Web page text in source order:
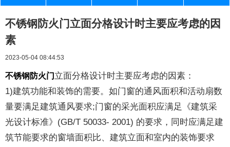
不锈钢防火门立面分格设计时主要应考虑的因
素
2023-05-04 08:44:53
不锈钢防火门 立面分格设计时主要应考虑的因素：
1)建筑功能和装饰的需要。如门窗的通风面积和活动扇数
量要满足建筑通风要求;门窗的采光面积应满足《建筑采
光设计标准》(GB/T 50033- 2001) 的要求，同时应满足建
筑节能要求的窗墙面积比、建筑立面和室内的装饰要求